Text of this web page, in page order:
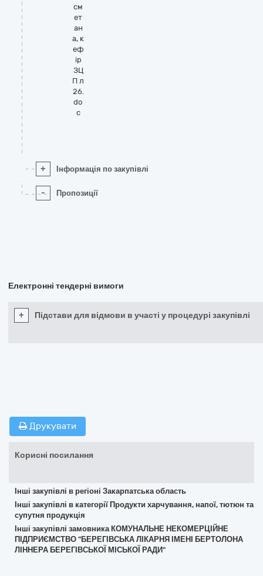
см
ет
ан
а, к
еф
ір
ЗЦ
П л
26.
do
c
+ Інформація по закупівлі
- Пропозиції
Електронні тендерні вимоги
+ Підстави для відмови в участі у процедурі закупівлі
Друкувати
Корисні посилання
Інші закупівлі в регіоні Закарпатська область
Інші закупівлі в категорії Продукти харчування, напої, тютюн та
супутня продукція
Інші закупівлі замовника КОМУНАЛЬНЕ НЕКОМЕРЦІЙНЕ
ПІДПРИЄМСТВО "БЕРЕГІВСЬКА ЛІКАРНЯ ІМЕНІ БЕРТОЛОНА
ЛІННЕРА БЕРЕГІВСЬКОЇ МІСЬКОЇ РАДИ"